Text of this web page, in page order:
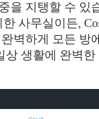
을 지탱할 수 있
사무실이든,
벽하게 모든 방
상 생활에 완벽한